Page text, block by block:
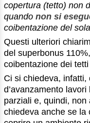
copertura (tetto) non
quando non si
coibentazione del
Questi ulteriori
del superbonus
coibentazione dei
Ci si chiedeva,
d’avanzamento
parziali e, quindi,
chiedeva anche se la